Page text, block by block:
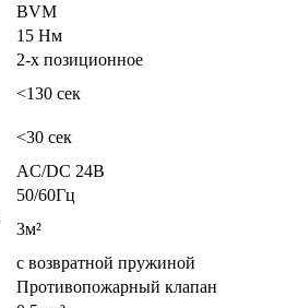
BVM
15 Нм
2-х позиционное
<130 сек
<30 сек
AC/DC 24В
50/60Гц
3м²
с возвратной пружиной
Противопожарный клапан